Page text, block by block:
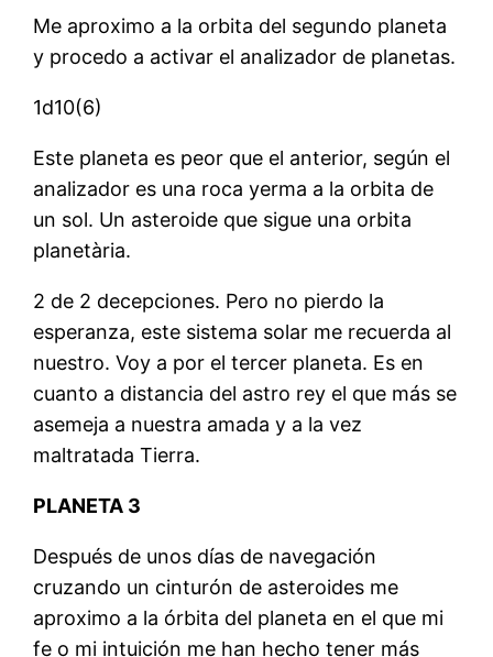
Me aproximo a la orbita del segundo planeta
y procedo a activar el analizador de planetas.
1d10(6)
Este planeta es peor que el anterior, según el
analizador es una roca yerma a la orbita de
un sol. Un asteroide que sigue una orbita
planetària.
2 de 2 decepciones. Pero no pierdo la
esperanza, este sistema solar me recuerda al
nuestro. Voy a por el tercer planeta. Es en
cuanto a distancia del astro rey el que más se
asemeja a nuestra amada y a la vez
maltratada Tierra.
PLANETA 3
Después de unos días de navegación
cruzando un cinturón de asteroides me
aproximo a la órbita del planeta en el que mi
fe o mi intuición me han hecho tener más